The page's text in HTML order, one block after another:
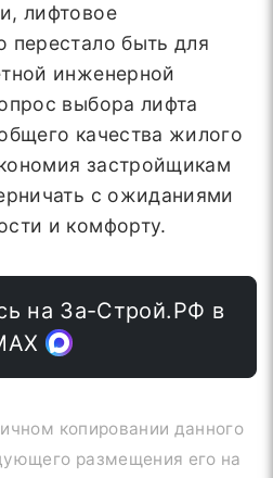
лифтовое
перестало быть для
инженерной
выбора лифта
качества жилого
застройщикам
с ожиданиями
и комфорту.
на За-Строй.РФ в
копировании данного
размещения его на